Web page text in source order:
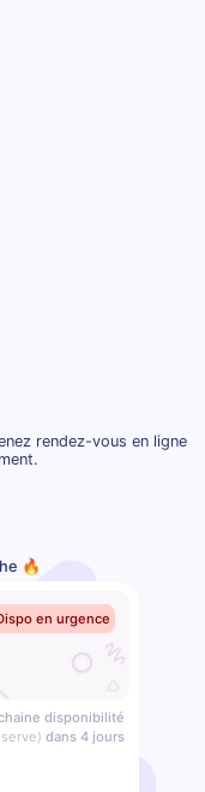
rendez-vous en ligne
🔥
en urgence
disponibilité
dans 4 jours